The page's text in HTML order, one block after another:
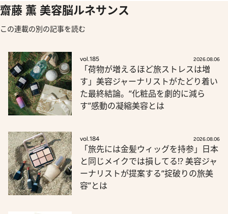
齋藤 薫 美容脳ルネサンス
この連載の別の記事を読む
vol.185 2026.08.06
「荷物が増えるほど旅ストレスは増
す」美容ジャーナリストがたどり着い
た最終結論。“化粧品を劇的に減ら
す”感動の凝縮美容とは
vol.184 2026.08.06
「旅先には金髪ウィッグを持参」日本
と同じメイクでは損してる!? 美容ジャ
ーナリストが提案する“掟破りの旅美
容”とは